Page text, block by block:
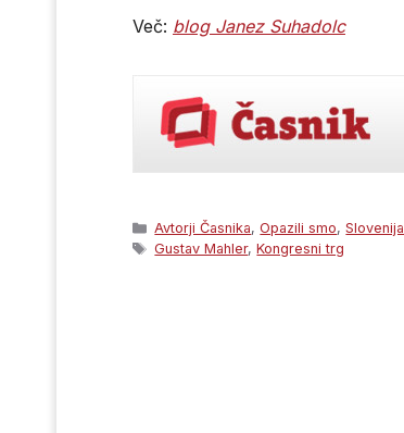
Več: blog Janez Suhadolc
Categories
Avtorji Časnika,Opazili smo,Slovenija
Tags
Gustav Mahler,Kongresni trg